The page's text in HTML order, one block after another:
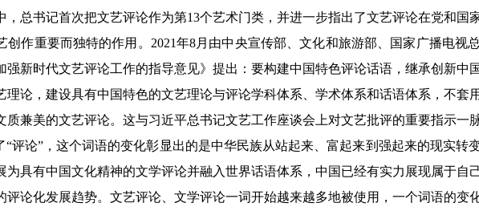
，总书记首次把文艺评论作为第13个艺术门类，并进一步指出了文艺评论在党和国
创作重要而独特的作用。2021年8月由中央宣传部、文化和旅游部、国家广播电视
强新时代文艺评论工作的指导意见》提出：要构建中国特色评论话语，继承创新中
理论，建设具有中国特色的文艺理论与评论学科体系、学术体系和话语体系，不套
质兼美的文艺评论。这与习近平总书记文艺工作座谈会上对文艺批评的重要指示一
“评论”，这个词语的变化彰显出的是中华民族从站起来、富起来到强起来的现实转
为具有中国文化精神的文学评论并融入世界话语体系，中国已经有实力展现属于自
评论化发展趋势。文艺评论、文学评论一词开始越来越多地被使用，一个词语的变